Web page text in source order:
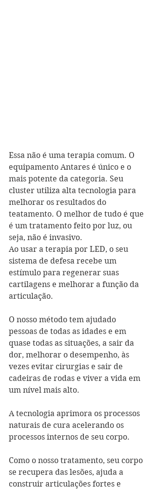
Essa não é uma terapia comum. O
equipamento Antares é único e o
mais potente da categoria. Seu
cluster utiliza alta tecnologia para
melhorar os resultados do
teatamento. O melhor de tudo é que
é um tratamento feito por luz, ou
seja, não é invasivo.
Ao usar a terapia por LED, o seu
sistema de defesa recebe um
estímulo para regenerar suas
cartilagens e melhorar a função da
articulação.
O nosso método tem ajudado
pessoas de todas as idades e em
quase todas as situações, a sair da
dor, melhorar o desempenho, às
vezes evitar cirurgias e sair de
cadeiras de rodas e viver a vida em
um nível mais alto.
A tecnologia aprimora os processos
naturais de cura acelerando os
processos internos de seu corpo.
Como o nosso tratamento, seu corpo
se recupera das lesões, ajuda a
construir articulações fortes e